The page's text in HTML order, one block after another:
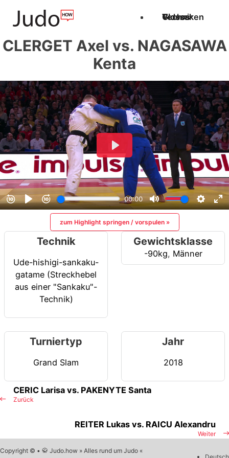
Techniken
Videos
Glossar
CLERGET Axel vs. NAGASAWA
Kenta
zum Highlight springen / vorspulen »
Technik
Ude-hishigi-sankaku-
gatame (Streckhebel
aus einer "Sankaku"-
Technik)
Gewichtsklasse
-90kg, Männer
Turniertyp
Grand Slam
Jahr
2018
Zurück
CERIC Larisa vs. PAKENYTE Santa
Weiter
REITER Lukas vs. RAICU Alexandru
Copyright © • 🥋 Judo.how » Alles rund um Judo «